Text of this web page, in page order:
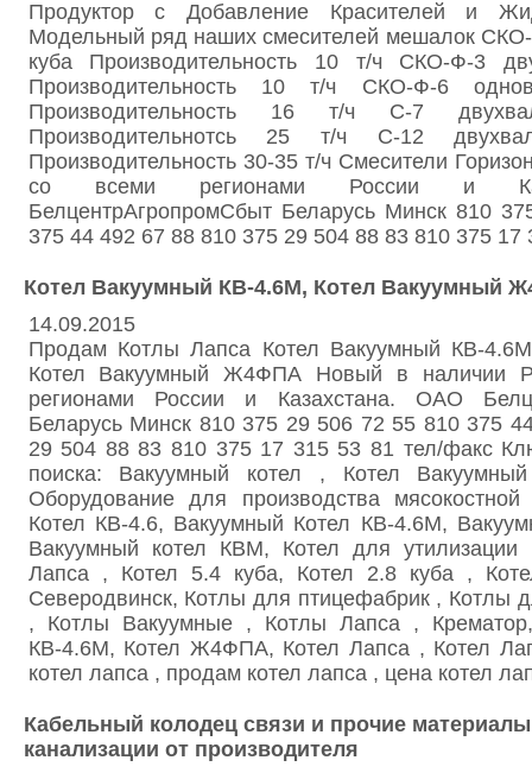
Продуктор с Добавление Красителей и
Модельный ряд наших смесителей мешалок
куба Производительность 10 т/ч СКО-Ф-3
Производительность 10 т/ч СКО-Ф-6
Производительность 16 т/ч С-7
Производительнотсь 25 т/ч С-12
Производительность 30-35 т/ч Смесители
со всеми регионами России и
БелцентрАгропромСбыт Беларусь Минск 810
375 44 492 67 88 810 375 29 504 88 83 810 375 17
Котел Вакуумный КВ-4.6М, Котел Вакуумный
14.09.2015
Продам Котлы Лапса Котел Вакуумный КВ-
Котел Вакуумный Ж4ФПА Новый в наличии
регионами России и Казахстана. ОАО
Беларусь Минск 810 375 29 506 72 55 810 375
29 504 88 83 810 375 17 315 53 81 тел/факс
поиска: Вакуумный котел , Котел
Оборудование для производства
Котел КВ-4.6, Вакуумный Котел КВ-4.6М,
Вакуумный котел КВМ, Котел для утилизации
Лапса , Котел 5.4 куба, Котел 2.8 куба ,
Северодвинск, Котлы для птицефабрик , Котлы
, Котлы Вакуумные , Котлы Лапса ,
КВ-4.6М, Котел Ж4ФПА, Котел Лапса , Котел
котел лапса , продам котел лапса , цена котел
Кабельный колодец связи и прочие
канализации от производителя